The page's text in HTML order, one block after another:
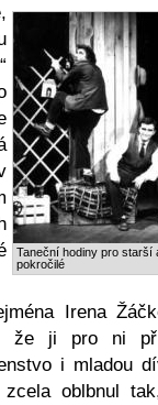
Taneční hodiny pro starší
pokročilé
Irena
že ji pro ni
i mladou
zcela oblbnul